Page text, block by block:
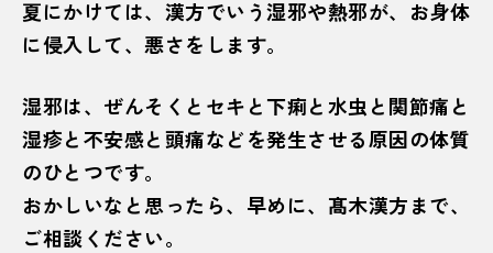
夏にかけては、漢方でいう湿邪や熱邪が、お身体
に侵入して、悪さをします。
湿邪は、ぜんそくとセキと下痢と水虫と関節痛と
湿疹と不安感と頭痛などを発生させる原因の体質
のひとつです。
おかしいなと思ったら、早めに、髙木漢方まで、
ご相談ください。